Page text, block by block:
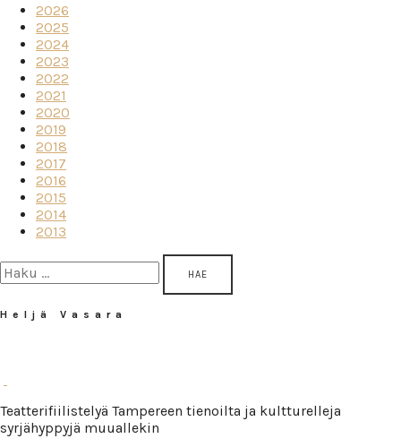
2026
2025
2024
2023
2022
2021
2020
2019
2018
2017
2016
2015
2014
2013
Haku:
Heljä Vasara
Teatterifiilistelyä Tampereen tienoilta ja kultturelleja
syrjähyppyjä muuallekin